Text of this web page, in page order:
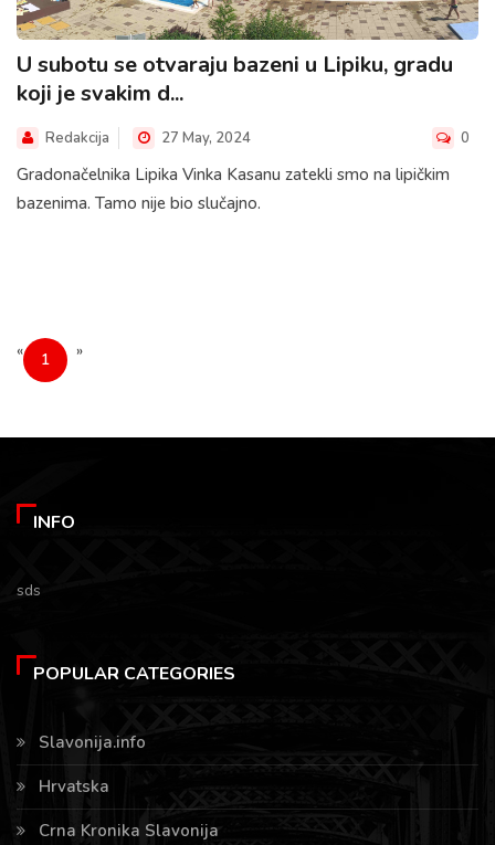
U subotu se otvaraju bazeni u Lipiku, gradu
koji je svakim d...
Redakcija 27 May, 2024 0
Gradonačelnika Lipika Vinka Kasanu zatekli smo na lipičkim
bazenima. Tamo nije bio slučajno.
« 1 »
INFO
sds
POPULAR CATEGORIES
Slavonija.info
Hrvatska
Crna Kronika Slavonija